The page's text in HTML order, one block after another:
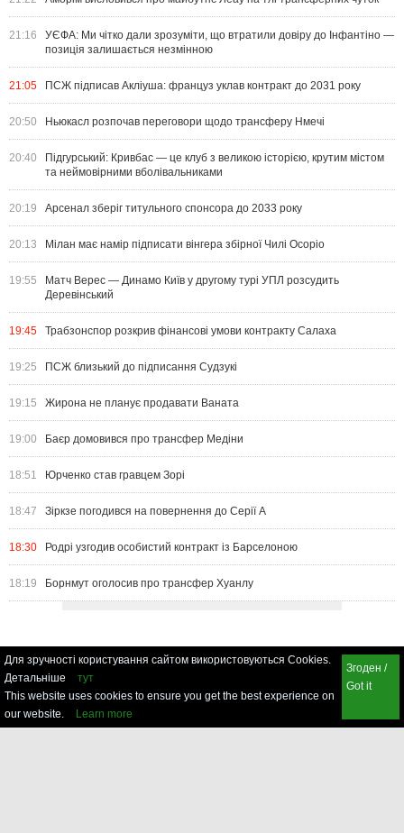
21:16
УЄФА: Ми чітко дали зрозуміти, що втратили довіру до Інфантіно —
позиція залишається незмінною
21:05 ПСЖ підписав Акліуша: француз уклав контракт до 2031 року
20:50 Ньюкасл розпочав переговори щодо трансферу Нмечі
20:40
Підгурський: Кривбас — це клуб з великою історією, крутим містом
та неймовірними вболівальниками
20:19 Арсенал зберіг титульного спонсора до 2033 року
20:13 Мілан має намір підписати вінгера збірної Чилі Осоріо
19:55
Матч Верес — Динамо Київ у другому турі УПЛ розсудить
Деревінський
19:45 Трабзонспор розкрив фінансові умови контракту Салаха
19:25 ПСЖ близький до підписання Судзукі
19:15 Жирона не планує продавати Ваната
19:00 Баєр домовився про трансфер Медіни
18:51 Юрченко став гравцем Зорі
18:47 Зіркзе погодився на повернення до Серії А
18:30 Родрі узгодив особистий контракт із Барселоною
18:19 Борнмут оголосив про трансфер Хуанлу
Для зручності користування сайтом використовуються Cookies.
Детальніше
тут
This website uses cookies to ensure you get the best experience on
our website.
Learn more
Згоден /
Got it